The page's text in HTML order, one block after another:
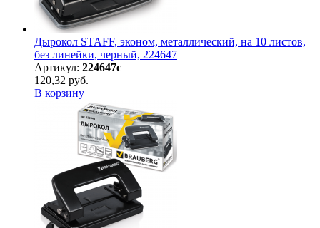
Дырокол STAFF, эконом, металлический, на 10 листов,
без линейки, черный, 224647
Артикул: 224647с
120,32 руб.
В корзину